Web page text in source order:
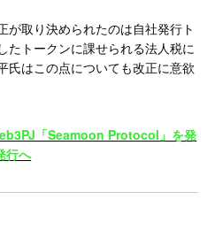
が取り決められたのは自社発行ト
たトークンに課せられる法人税に
氏はこの点についても改正に意欲
「Seamoon Protocol」を発
行へ